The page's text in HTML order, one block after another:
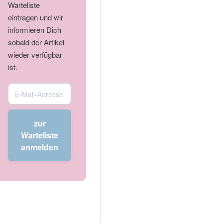
Warteliste
eintragen und wir
informieren Dich
sobald der Artikel
wieder verfügbar
ist.
Enter
your
email
address
join
waitlist
zur
Warteliste
anmelden